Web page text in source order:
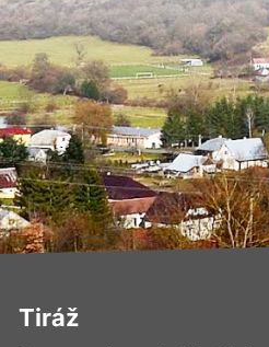
Tiráž